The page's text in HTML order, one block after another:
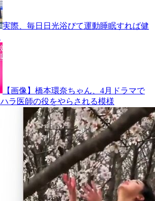
実際、毎日日光浴びて運動睡眠すれば健
【画像】橋本環奈ちゃん、4月ドラマで
ラ医師の役をやらされる模様